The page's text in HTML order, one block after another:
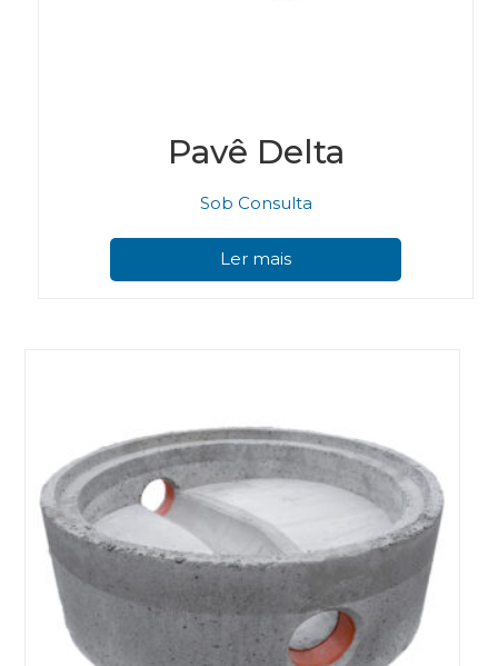
Pavê Delta
Sob Consulta
Ler mais